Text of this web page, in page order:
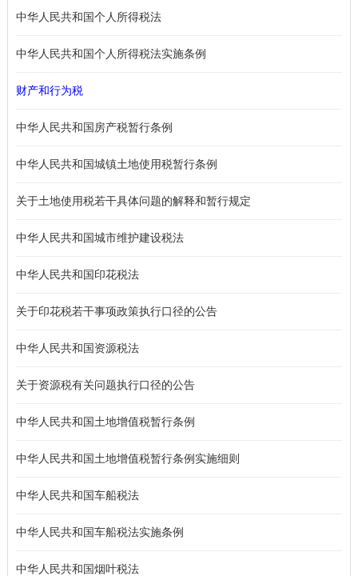
中华人民共和国个人所得税法
中华人民共和国个人所得税法实施条例
财产和行为税
中华人民共和国房产税暂行条例
中华人民共和国城镇土地使用税暂行条例
关于土地使用税若干具体问题的解释和暂行规定
中华人民共和国城市维护建设税法
中华人民共和国印花税法
关于印花税若干事项政策执行口径的公告
中华人民共和国资源税法
关于资源税有关问题执行口径的公告
中华人民共和国土地增值税暂行条例
中华人民共和国土地增值税暂行条例实施细则
中华人民共和国车船税法
中华人民共和国车船税法实施条例
中华人民共和国烟叶税法